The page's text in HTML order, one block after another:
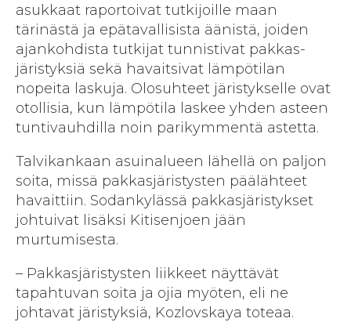
asukkaat raportoivat tutkijoille maan
tärinästä ja epä­tavallisista äänistä, joiden
ajan­kohdista tutkijat tunnistivat pakkas­
järistyksiä sekä havaitsivat lämpö­tilan
nopeita laskuja. Olo­suhteet järistykselle ovat
otollisia, kun lämpö­tila laskee yhden asteen
tunti­vauhdilla noin pari­kymmentä astetta.
Talvikankaan asuinalueen lähellä on paljon
soita, missä pakkas­järistysten pää­lähteet
havaittiin. Sodankylässä pakkas­järistykset
johtuivat lisäksi Kitisenjoen jään
murtumisesta.
– Pakkasjäristysten liikkeet näyttävät
tapahtuvan soita ja ojia myöten, eli ne
johtavat järistyksiä, Kozlovskaya toteaa.